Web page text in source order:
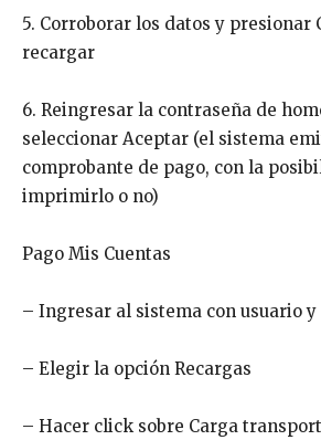
5. Corroborar los datos y presionar
recargar
6. Reingresar la contraseña de
seleccionar Aceptar (el sistema
comprobante de pago, con la
imprimirlo o no)
Pago Mis Cuentas
– Ingresar al sistema con usuario
– Elegir la opción Recargas
– Hacer click sobre Carga